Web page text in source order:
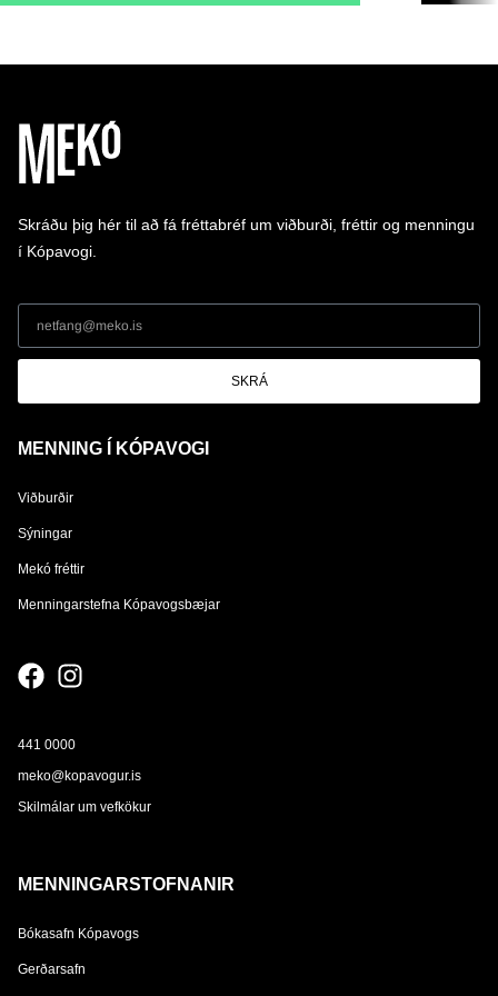
Skráðu þig hér til að fá fréttabréf um viðburði, fréttir og menningu
í Kópavogi.
SKRÁ
MENNING Í KÓPAVOGI
Viðburðir
Sýningar
Mekó fréttir
Menningarstefna Kópavogsbæjar
441 0000
meko@kopavogur.is
Skilmálar um vefkökur
MENNINGARSTOFNANIR
Bókasafn Kópavogs
Gerðarsafn